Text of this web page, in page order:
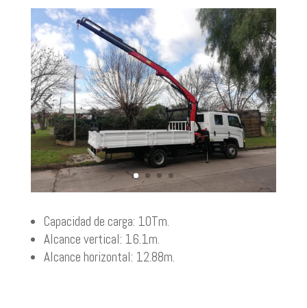
Capacidad de carga: 10Tm.
Alcance vertical: 16.1m.
Alcance horizontal: 12.88m.